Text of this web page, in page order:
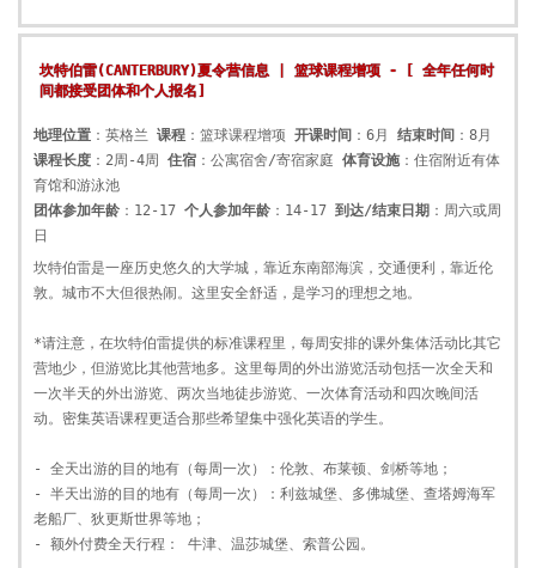
坎特伯雷(CANTERBURY)夏令营信息 | 篮球课程增项 - [ 全年任何时
间都接受团体和个人报名]
地理位置 ：英格兰 课程 ：篮球课程增项 开课时间 ：6月 结束时间 ：8月
课程长度 ：2周-4周 住宿 ：公寓宿舍/寄宿家庭 体育设施 ：住宿附近有体
育馆和游泳池
团体参加年龄 ：12-17 个人参加年龄 ：14-17 到达/结束日期 ：周六或周
日
坎特伯雷是一座历史悠久的大学城，靠近东南部海滨，交通便利，靠近伦
敦。城市不大但很热闹。这里安全舒适，是学习的理想之地。
*请注意，在坎特伯雷提供的标准课程里，每周安排的课外集体活动比其它
营地少，但游览比其他营地多。这里每周的外出游览活动包括一次全天和
一次半天的外出游览、两次当地徒步游览、一次体育活动和四次晚间活
动。密集英语课程更适合那些希望集中强化英语的学生。
- 全天出游的目的地有（每周一次）：伦敦、布莱顿、剑桥等地；
- 半天出游的目的地有（每周一次）：利兹城堡、多佛城堡、查塔姆海军
老船厂、狄更斯世界等地；
- 额外付费全天行程： 牛津、温莎城堡、索普公园。